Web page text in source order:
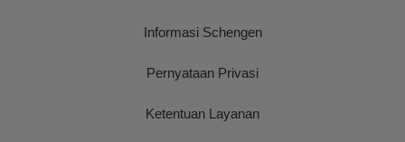
Informasi Schengen
Pernyataan Privasi
Ketentuan Layanan